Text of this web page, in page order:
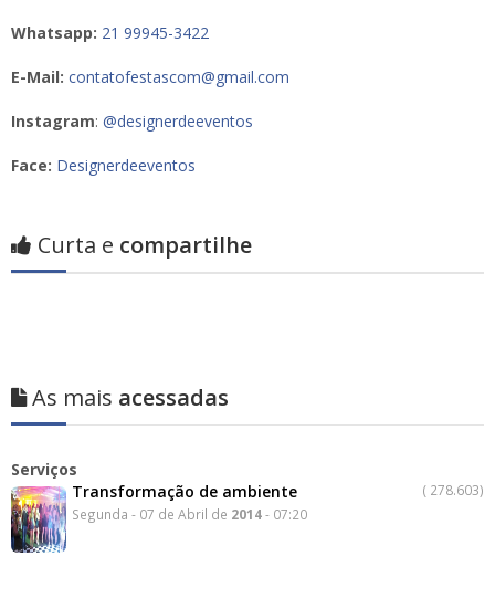
Whatsapp: 21 99945-3422
E-Mail: contatofestascom@gmail.com
Instagram: @designerdeeventos
Face: Designerdeeventos
Curta e compartilhe
As mais acessadas
Serviços
Transformação de ambiente
( 278.603)
Segunda - 07 de Abril de 2014- 07:20